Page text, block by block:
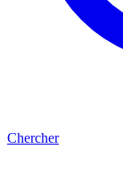
Chercher